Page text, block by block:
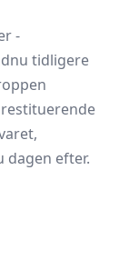
-
tidligere
dagen efter.